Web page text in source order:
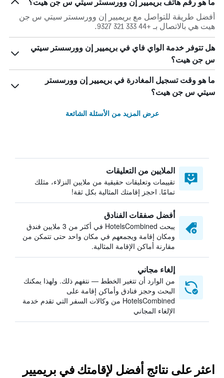
ما هو رقم هاتف بريميير إن وورسستر سيتي س جن هيت؟
أفضل طريقة للتواصل مع بريميير إن وورسستر سيتي س جن
هيت هي بالاتصال بـ +44 333 321 9327.
هل تتوفر خدمة الواي فاي في بريميير إن وورسستر سيتي
س جن هيت؟
ما هو وقت تسجيل المغادرة في بريميير إن وورسستر
سيتي س جن هيت؟
عرض المزيد من الأسئلة الشائعة
الملايين من التعليقات
تقييمات وتعليقات حقيقية من ملايين النزلاء، مثلك
تمامًا. احجز إقامتك المثالية بكل ثقة!
أفضل صفقات الفنادق
يبحث HotelsCombined في أكثر من 3 ملايين فندق
ومكان إقامة ويجمعهم في مكان واحد حتى تتمكن من
مقارنة أماكن الإقامة المثالية.
إلغاء مجاني
من الوارد أن تتغير الخطط — نتفهم ذلك. ولهذا يمكنك
البحث وحجز فنادق وأماكن إقامة على
HotelsCombined من وكالات السفر التي تقدم خدمة
الإلغاء المجاني
اعثر على نتائج أفضل لإقامتك في بريميير